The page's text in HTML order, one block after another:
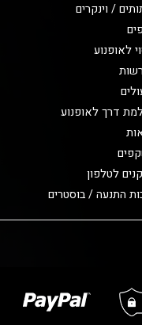
/ וינקרים
לאופנוע
דרך לאופנוע
לטלפון
התנעה / בוסטרים